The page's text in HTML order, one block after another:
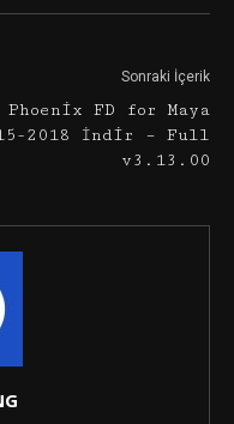
Sonraki İçerik
Phoenix FD for Maya
2018 İndir – Full
v3.13.00